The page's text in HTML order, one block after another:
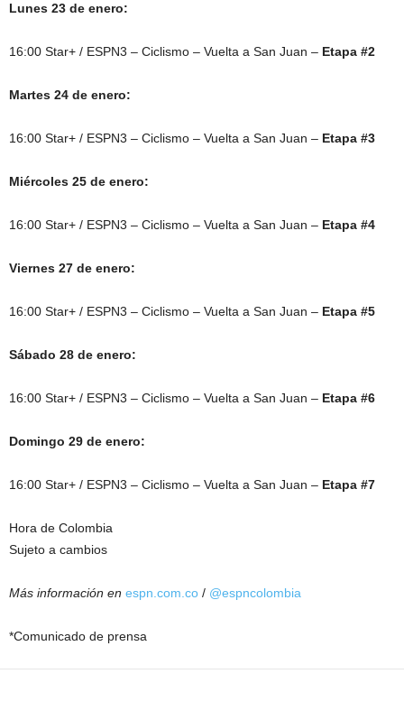
Lunes 23 de enero:
16:00 Star+ / ESPN3 – Ciclismo – Vuelta a San Juan – Etapa #2
Martes 24 de enero:
16:00 Star+ / ESPN3 – Ciclismo – Vuelta a San Juan – Etapa #3
Miércoles 25 de enero:
16:00 Star+ / ESPN3 – Ciclismo – Vuelta a San Juan – Etapa #4
Viernes 27 de enero:
16:00 Star+ / ESPN3 – Ciclismo – Vuelta a San Juan – Etapa #5
Sábado 28 de enero:
16:00 Star+ / ESPN3 – Ciclismo – Vuelta a San Juan – Etapa #6
Domingo 29 de enero:
16:00 Star+ / ESPN3 – Ciclismo – Vuelta a San Juan – Etapa #7
Hora de Colombia
Sujeto a cambios
Más información en espn.com.co / @espncolombia
*Comunicado de prensa